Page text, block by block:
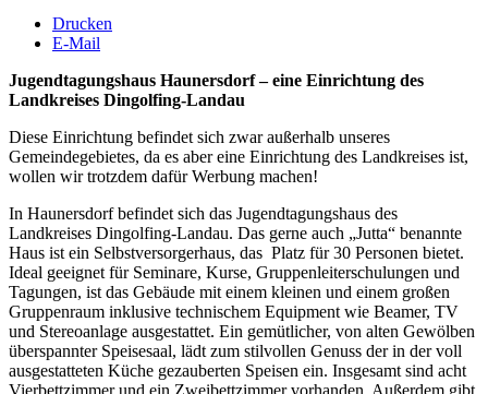
Drucken
E-Mail
Jugendtagungshaus Haunersdorf – eine Einrichtung des
Landkreises Dingolfing-Landau
Diese Einrichtung befindet sich zwar außerhalb unseres
Gemeindegebietes, da es aber eine Einrichtung des Landkreises ist,
wollen wir trotzdem dafür Werbung machen!
In Haunersdorf befindet sich das Jugendtagungshaus des
Landkreises Dingolfing-Landau. Das gerne auch „Jutta“ benannte
Haus ist ein Selbstversorgerhaus, das Platz für 30 Personen bietet.
Ideal geeignet für Seminare, Kurse, Gruppenleiterschulungen und
Tagungen, ist das Gebäude mit einem kleinen und einem großen
Gruppenraum inklusive technischem Equipment wie Beamer, TV
und Stereoanlage ausgestattet. Ein gemütlicher, von alten Gewölben
überspannter Speisesaal, lädt zum stilvollen Genuss der in der voll
ausgestatteten Küche gezauberten Speisen ein. Insgesamt sind acht
Vierbettzimmer und ein Zweibettzimmer vorhanden. Außerdem gibt